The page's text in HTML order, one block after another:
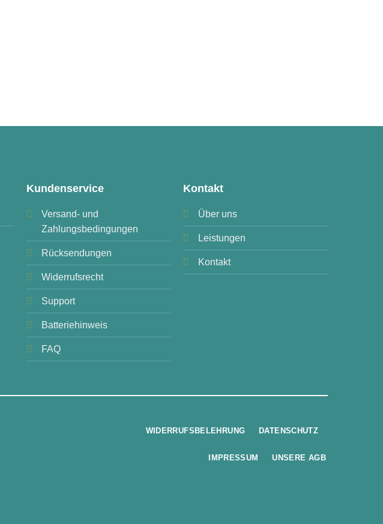
Kundenservice
Versand- und
Zahlungsbedingungen
Rücksendungen
Widerrufsrecht
Support
Batteriehinweis
FAQ
Kontakt
Über uns
Leistungen
Kontakt
WIDERRUFSBELEHRUNG DATENSCHUTZ
IMPRESSUM UNSERE AGB